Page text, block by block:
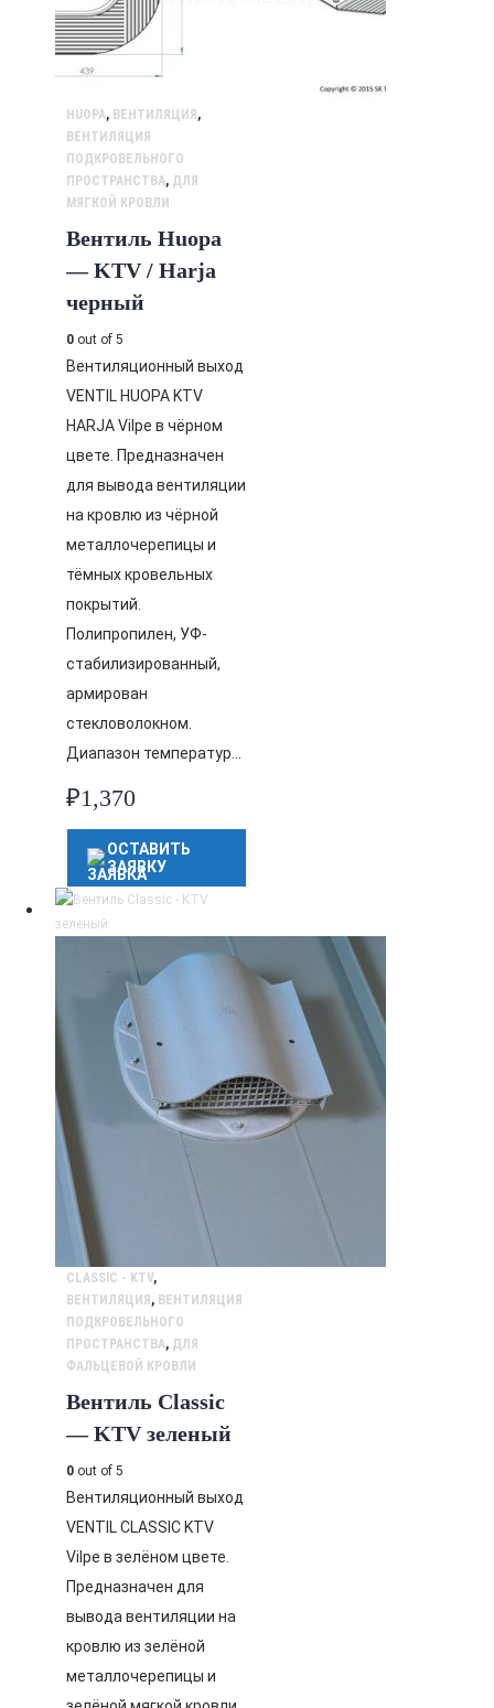
HUOPA, ВЕНТИЛЯЦИЯ ,
ВЕНТИЛЯЦИЯ
ПОДКРОВЕЛЬНОГО
ПРОСТРАНСТВА, ДЛЯ
МЯГКОЙ КРОВЛИ
Вентиль Huopa
— KTV / Harja
черный
0 out of 5
Вентиляционный выход
VENTIL HUOPA KTV
HARJA Vilpe в чёрном
цвете. Предназначен
для вывода вентиляции
на кровлю из чёрной
металлочерепицы и
тёмных кровельных
покрытий.
Полипропилен, УФ-
стабилизированный,
армирован
стекловолокном.
Диапазон температур…
₽1,370
ОСТАВИТЬ
ЗАЯВКУ
CLASSIC - KTV,
ВЕНТИЛЯЦИЯ , ВЕНТИЛЯЦИЯ
ПОДКРОВЕЛЬНОГО
ПРОСТРАНСТВА, ДЛЯ
ФАЛЬЦЕВОЙ КРОВЛИ
Вентиль Classic
— KTV зеленый
0 out of 5
Вентиляционный выход
VENTIL CLASSIC KTV
Vilpe в зелёном цвете.
Предназначен для
вывода вентиляции на
кровлю из зелёной
металлочерепицы и